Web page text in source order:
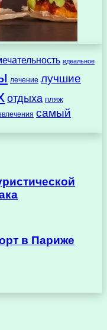
идеальное
лечение лучшие
отдыха пляж
самый
в Париже